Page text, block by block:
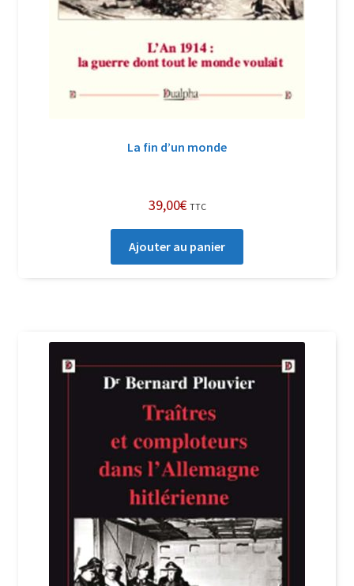
La fin d’un monde
39,00€ TTC
Ajouter au panier